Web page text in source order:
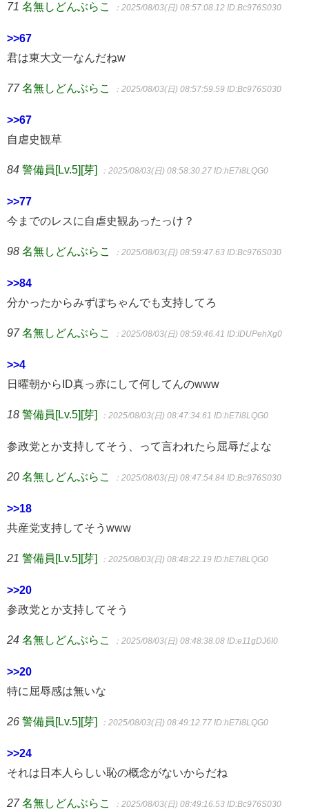
71 名無しどんぶらこ ：2025/08/03(日) 08:57:08.12 ID:Bc976S030
>>67
君は東大文一なんだねw
77 名無しどんぶらこ ：2025/08/03(日) 08:57:59.59 ID:Bc976S030
>>67
自虐史観草
84 警備員[Lv.5][芽] ：2025/08/03(日) 08:58:30.27 ID:hE7i8LQG0
>>77
今までのレスに自虐史観あったっけ？
98 名無しどんぶらこ ：2025/08/03(日) 08:59:47.63 ID:Bc976S030
>>84
分かったからみずぽちゃんでも支持してろ
97 名無しどんぶらこ ：2025/08/03(日) 08:59:46.41 ID:IDUPehXg0
>>4
日曜朝からID真っ赤にして何してんのwww
18 警備員[Lv.5][芽] ：2025/08/03(日) 08:47:34.61 ID:hE7i8LQG0
参政党とか支持してそう、って言われたら屈辱だよな
20 名無しどんぶらこ ：2025/08/03(日) 08:47:54.84 ID:Bc976S030
>>18
共産党支持してそうwww
21 警備員[Lv.5][芽] ：2025/08/03(日) 08:48:22.19 ID:hE7i8LQG0
>>20
参政党とか支持してそう
24 名無しどんぶらこ ：2025/08/03(日) 08:48:38.08 ID:e11gDJ6I0
>>20
特に屈辱感は無いな
26 警備員[Lv.5][芽] ：2025/08/03(日) 08:49:12.77 ID:hE7i8LQG0
>>24
それは日本人らしい恥の概念がないからだね
27 名無しどんぶらこ ：2025/08/03(日) 08:49:16.53 ID:Bc976S030